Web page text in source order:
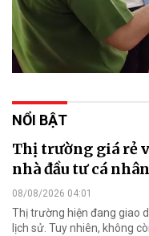
NỔI BẬT
Thị trường giá rẻ
nhà đầu tư cá nhân
08/08/2026 04:01
Thị trường hiện đang giao
lịch sử. Tuy nhiên, không